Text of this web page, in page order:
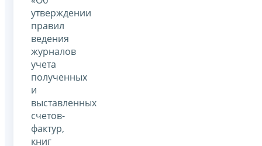
утверждении
правил
ведения
журналов
учета
полученных
и
выставленных
счетов-
фактур,
книг